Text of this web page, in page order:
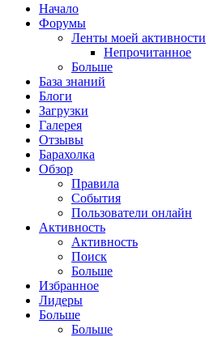
Начало
Форумы
Ленты моей активности
Непрочитанное
Больше
База знаний
Блоги
Загрузки
Галерея
Отзывы
Барахолка
Обзор
Правила
События
Пользователи онлайн
Активность
Активность
Поиск
Больше
Избранное
Лидеры
Больше
Больше